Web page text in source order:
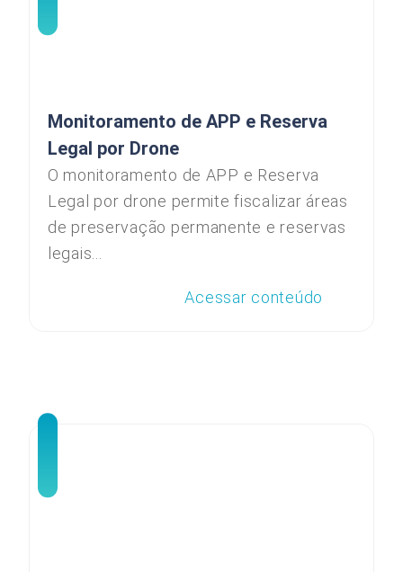
Monitoramento de APP e Reserva
Legal por Drone
O monitoramento de APP e Reserva
Legal por drone permite fiscalizar áreas
de preservação permanente e reservas
legais...
Acessar conteúdo